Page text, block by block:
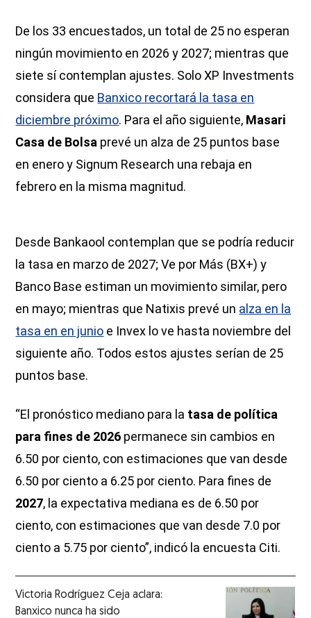
De los 33 encuestados, un total de 25 no esperan
ningún movimiento en 2026 y 2027; mientras que
siete sí contemplan ajustes. Solo XP Investments
considera que Banxico recortará la tasa en
diciembre próximo. Para el año siguiente, Masari
Casa de Bolsa prevé un alza de 25 puntos base
en enero y Signum Research una rebaja en
febrero en la misma magnitud.
Desde Bankaool contemplan que se podría reducir
la tasa en marzo de 2027; Ve por Más (BX+) y
Banco Base estiman un movimiento similar, pero
en mayo; mientras que Natixis prevé un alza en la
tasa en en junio e Invex lo ve hasta noviembre del
siguiente año. Todos estos ajustes serían de 25
puntos base.
“El pronóstico mediano para la tasa de política
para fines de 2026 permanece sin cambios en
6.50 por ciento, con estimaciones que van desde
6.50 por ciento a 6.25 por ciento. Para fines de
2027, la expectativa mediana es de 6.50 por
ciento, con estimaciones que van desde 7.0 por
ciento a 5.75 por ciento”, indicó la encuesta Citi.
Victoria Rodríguez Ceja aclara:
Banxico nunca ha sido